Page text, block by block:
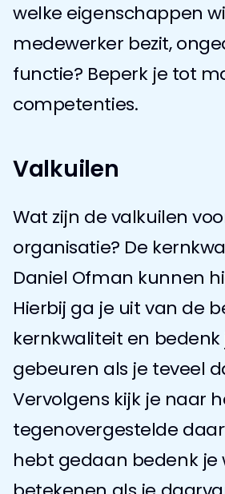
welke eigenschappen
medewerker bezit,
functie? Beperk je tot
competenties.
Valkuilen
Wat zijn de valkuilen
organisatie? De
Daniel Ofman kunnen
Hierbij ga je uit van de
kernkwaliteit en bedenk
gebeuren als je teveel
Vervolgens kijk je naar
tegenovergestelde
hebt gedaan bedenk je